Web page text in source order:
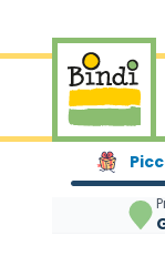
Salta al contenuto